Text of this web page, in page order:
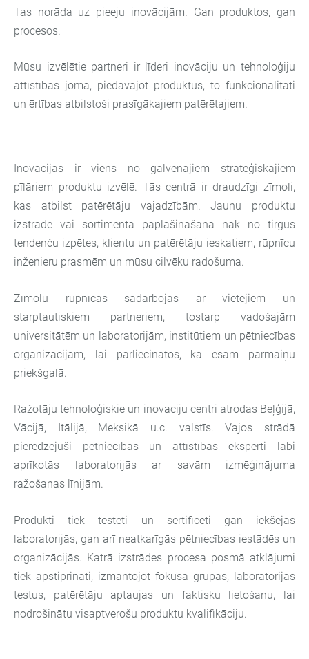
Tas norāda uz pieeju inovācijām. Gan produktos, gan
procesos.
Mūsu izvēlētie partneri ir līderi inovāciju un tehnoloģiju
attīstības jomā, piedavājot produktus, to funkcionalitāti
un ērtības atbilstoši prasīgākajiem patērētajiem.
Inovācijas ir viens no galvenajiem stratēģiskajiem
pīlāriem produktu izvēlē. Tās centrā ir draudzīgi zīmoli,
kas atbilst patērētāju vajadzībām. Jaunu produktu
izstrāde vai sortimenta paplašināšana nāk no tirgus
tendenču izpētes, klientu un patērētāju ieskatiem, rūpnīcu
inženieru prasmēm un mūsu cilvēku radošuma.
Zīmolu rūpnīcas sadarbojas ar vietējiem un
starptautiskiem partneriem, tostarp vadošajām
universitātēm un laboratorijām, institūtiem un pētniecības
organizācijām, lai pārliecinātos, ka esam pārmaiņu
priekšgalā.
Ražotāju tehnoloģiskie un inovaciju centri atrodas Beļģijā,
Vācijā, Itālijā, Meksikā u.c. valstīs. Vajos strādā
pieredzējuši pētniecības un attīstības eksperti labi
aprīkotās laboratorijās ar savām izmēģinājuma
ražošanas līnijām.
Produkti tiek testēti un sertificēti gan iekšējās
laboratorijās, gan arī neatkarīgās pētniecības iestādēs un
organizācijās. Katrā izstrādes procesa posmā atklājumi
tiek apstiprināti, izmantojot fokusa grupas, laboratorijas
testus, patērētāju aptaujas un faktisku lietošanu, lai
nodrošinātu visaptverošu produktu kvalifikāciju.